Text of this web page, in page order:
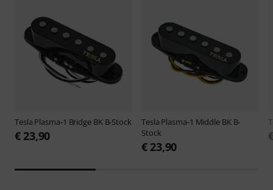
Tesla Plasma-1 Bridge BK B-Stock
€ 23,90
Tesla Plasma-1 Middle BK B-
Stock
€ 23,90